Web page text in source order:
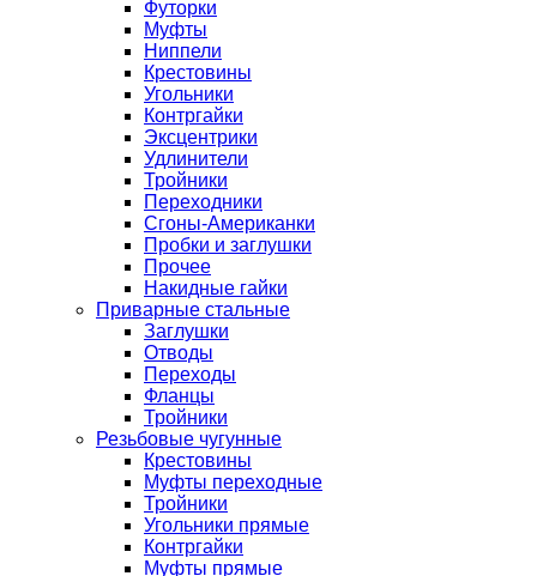
Футорки
Муфты
Ниппели
Крестовины
Угольники
Контргайки
Эксцентрики
Удлинители
Тройники
Переходники
Сгоны-Американки
Пробки и заглушки
Прочее
Накидные гайки
Приварные стальные
Заглушки
Отводы
Переходы
Фланцы
Тройники
Резьбовые чугунные
Крестовины
Муфты переходные
Тройники
Угольники прямые
Контргайки
Муфты прямые